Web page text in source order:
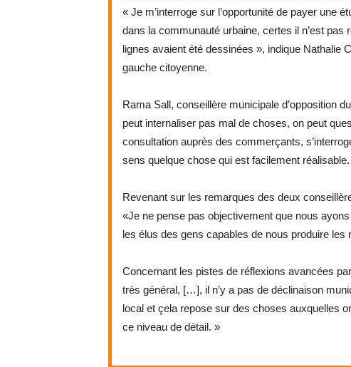
« Je m’interroge sur l’opportunité de payer une
dans la communauté urbaine, certes il n’est
lignes avaient été dessinées », indique Nathalie
gauche citoyenne.
Rama Sall, conseillère municipale d’opposition
peut internaliser pas mal de choses, on peut
consultation auprès des commerçants,
sens quelque chose qui est facilement
Revenant sur les remarques des deux
«Je ne pense pas objectivement que nous
les élus des gens capables de nous produire les
Concernant les pistes de réflexions avancées
très général, […], il n’y a pas de déclinaison
local et çela repose sur des choses auxquelles
ce niveau de détail. »